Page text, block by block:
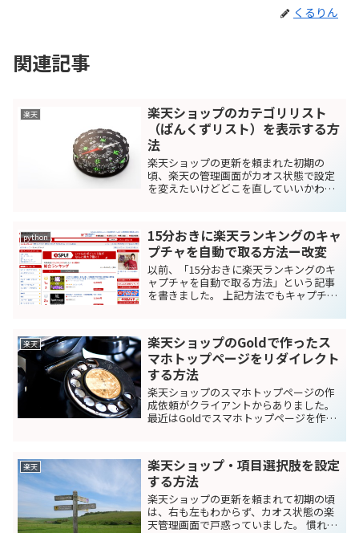
くるりん
関連記事
楽天
楽天ショップのカテゴリリスト
（ぱんくずリスト）を表示する方
法
楽天ショップの更新を頼まれた初期の
頃、楽天の管理画面がカオス状態で設定
を変えたいけどどこを直していいかわか
す。 楽天ショップを閲覧している際、商
品ページ上部に目にしたこ...
python
15分おきに楽天ランキングのキャ
プチャを自動で取る方法ー改変
以前、「15分おきに楽天ランキングのキ
ャプチャを自動で取る方法」という記事
を書きました。 上記方法でもキャプチャ
でキャプチャ取るように修正しました。
サイズ調整がうまくできていない文字の
ジャギーが目...
楽天
楽天ショップのGoldで作ったス
マホトップページをリダイレクト
する方法
楽天ショップのスマホトップページの作
成依頼がクライアントからありました。
最近はGoldでスマホトップページを作成
ったことなかったです。 スマホページは
作れても、リダイレクトする方法がわか
りませんでした。...
楽天
楽天ショップ・項目選択肢を設定
する方法
楽天ショップの更新を頼まれて初期の頃
は、右も左もわからず、カオス状態の楽
天管理画面で戸惑っていました。 慣れて